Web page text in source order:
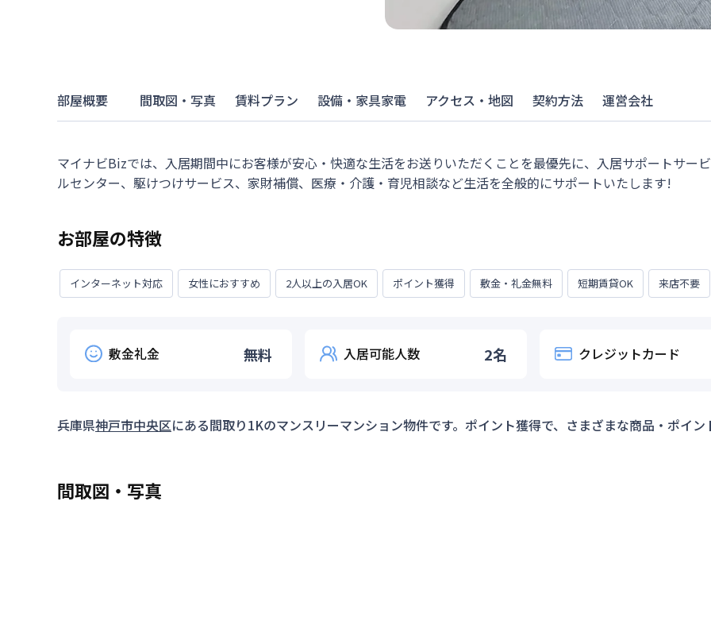
部屋概要 間取図・写真 賃料プラン 設備・家具家電 アクセス・地図 契約方法 運営会社
マイナビBizでは、入居期間中にお客様が安心・快適な生活をお送りいただくことを最優先に、入居サポートサー
ルセンター、駆けつけサービス、家財補償、医療・介護・育児相談など生活を全般的にサポートいたします!
お部屋の特徴
インターネット対応 女性におすすめ 2人以上の入居OK ポイント獲得 敷金・礼金無料 短期賃貸OK 来店不要
敷金礼金 無料 入居可能人数 2名 クレジットカード
兵庫県神戸市中央区にある間取り1Kのマンスリーマンション物件です。ポイント獲得で、さまざまな商品・ポイ
間取図・写真